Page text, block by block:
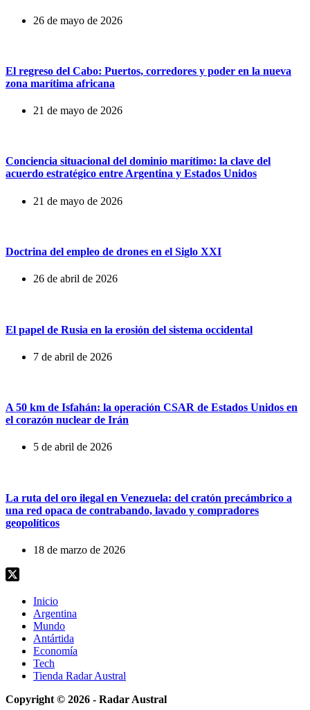
26 de mayo de 2026
El regreso del Cabo: Puertos, corredores y poder en la nueva
zona marítima africana
21 de mayo de 2026
Conciencia situacional del dominio marítimo: la clave del
acuerdo estratégico entre Argentina y Estados Unidos
21 de mayo de 2026
Doctrina del empleo de drones en el Siglo XXI
26 de abril de 2026
El papel de Rusia en la erosión del sistema occidental
7 de abril de 2026
A 50 km de Isfahán: la operación CSAR de Estados Unidos en
el corazón nuclear de Irán
5 de abril de 2026
La ruta del oro ilegal en Venezuela: del cratón precámbrico a
una red opaca de contrabando, lavado y compradores
geopolíticos
18 de marzo de 2026
Inicio
Argentina
Mundo
Antártida
Economía
Tech
Tienda Radar Austral
Copyright © 2026 - Radar Austral